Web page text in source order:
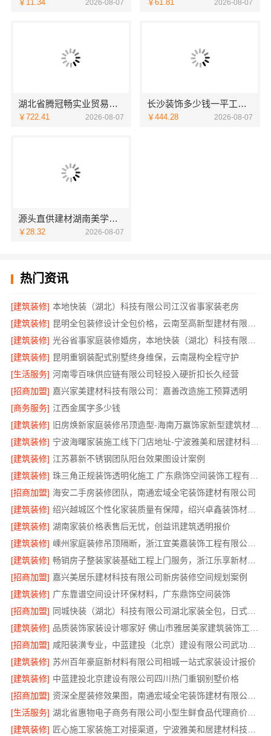
￥11.34 2026-08-07 ￥61.81 2026-08-07
湖北省腾冠畅实业贸易有限公司轮胎批发采购流程全解析
￥722.41 2026-08-07
长沙装饰多少钱一平工期保障，湖南创益讯建筑快速交付
￥444.28 2026-08-07
源头直供建材湖南美学筑家建材有限公司商铺装修更划算
￥28.32 2026-08-07
热门资讯
[建筑装修] 本地快装（湖北）科技有限公司江汉省事家装老房
[建筑装修]
[建筑装修]
[建筑装修] 昆明重钢装配式别墅终身维保，云南晟构全程守护
[生活服务] 河南零百味供应链有限公司轻投入硬折扣长久经营
[招商加盟] 嘉兴家美建材科技有限公司：嘉善改造施工预算透明
[商务服务] 江西金属字多少钱
[建筑装修]
旧房焕新家庭装修吊顶造型-海南万赢饰家新型建筑材料有限公司
[建筑装修]
宁波海曙家装施工线下门店地址-宁波雅美和居建材科技有限公司
[建筑装修] 江苏慕新不锈钢团队阳台效果图设计案例
[建筑装修]
[招商加盟] 海安二手房装修团队，南通宏域全宅装饰建材有限公司
[建筑装修]
绍兴越城区个性化家装质量有保障，绍兴卓鑫装饰材料有限公司
[建筑装修] 湖南家装价格表售后无忧，创益讯建筑透明报价
[建筑装修]
嵊州家庭装修吊顶隔断，浙江宜美嘉装饰工程有限公司专业施工
[建筑装修]
畅销房子整装家装基础工程上门服务，浙江乐享新材料有限公司省心到家
[招商加盟] 嘉兴美居乐建材科技有限公司新房装修空间规划案例
[建筑装修] 广东靠谱空间设计环保材料，广东鼎饰空间装饰
[招商加盟]
同城快装（湖北）科技有限公司湖北家装全包，日式原木风快速入住
[建筑装修]
[招商加盟]
[建筑装修] 苏州百年豪庭新材料有限公司相城一站式家装设计报价
[建筑装修] 中蓝建投北京建设有限公司四川热门重钢别墅价格
[招商加盟]
资深全屋装修效果图，南通宏域全宅装饰建材有限公司为您呈现
[生活服务]
湖北省惠物电子商务有限公司小型生鲜食品代理商价格指南
[建筑装修]